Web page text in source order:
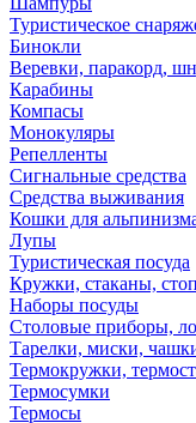
Туристическое
Бинокли
Веревки, паракорд,
Карабины
Компасы
Монокуляры
Репелленты
Сигнальные средства
Средства выживания
Кошки для
Лупы
Туристическая посуда
Кружки, стаканы,
Наборы посуды
Столовые приборы,
Тарелки, миски,
Термокружки,
Термосумки
Термосы